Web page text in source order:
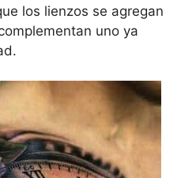
los lienzos se agregan
uno ya